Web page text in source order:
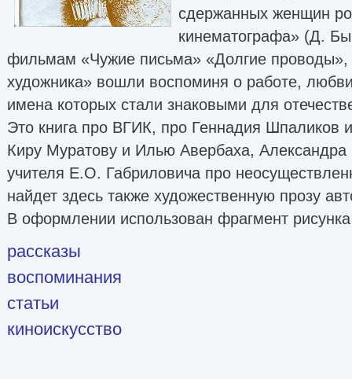
сдержанных женщин
кинематографа» (Д.
фильмам «Чужие письма» «Долгие проводы»,
художника» вошли воспоминя о работе,
имена которых стали знаковыми для
Это книга про ВГИК, про Геннадия Шпаликов
Киру Муратову и Илью Авербаха, Александра
учителя Е.О. Габриловича про
найдет здесь также художественную прозу
В оформлении использован фрагмент
рассказы
воспоминания
статьи
киноискусство